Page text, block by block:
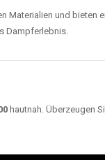
Materialien und bieten
Dampferlebnis.
hautnah. Überzeugen